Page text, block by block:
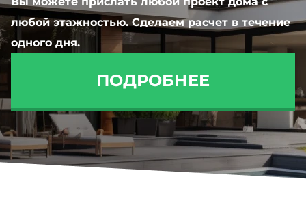
любой этажностью. Сделаем расчет в течение
одного дня.
ПОДРОБНЕЕ